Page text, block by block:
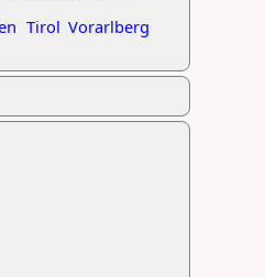
Tirol Vorarlberg